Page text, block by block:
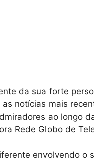
da sua forte
notícias mais
ao longo
Rede Globo de
envolvendo o